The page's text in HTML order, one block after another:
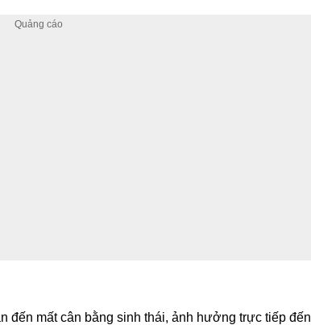
đến mất cân bằng sinh thái, ảnh hưởng trực tiếp đến